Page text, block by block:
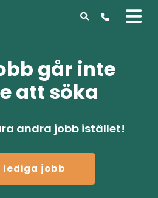
går inte
att söka
andra jobb istället!
lediga jobb